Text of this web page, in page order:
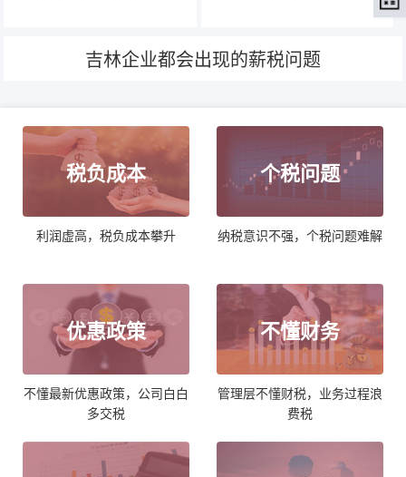
吉林企业都会出现的薪税问题
税负成本
利润虚高，税负成本攀升
个税问题
纳税意识不强，个税问题难解
优惠政策
不懂最新优惠政策，公司白白
多交税
不懂财务
管理层不懂财税，业务过程浪
费税